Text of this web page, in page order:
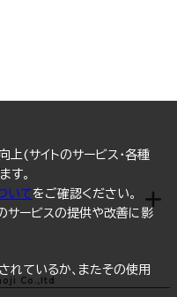
上(サイトのサービス・各種
す。
いてをご確認ください。
サービスの提供や改善に影
れているか、またその使用
Co.,ltd